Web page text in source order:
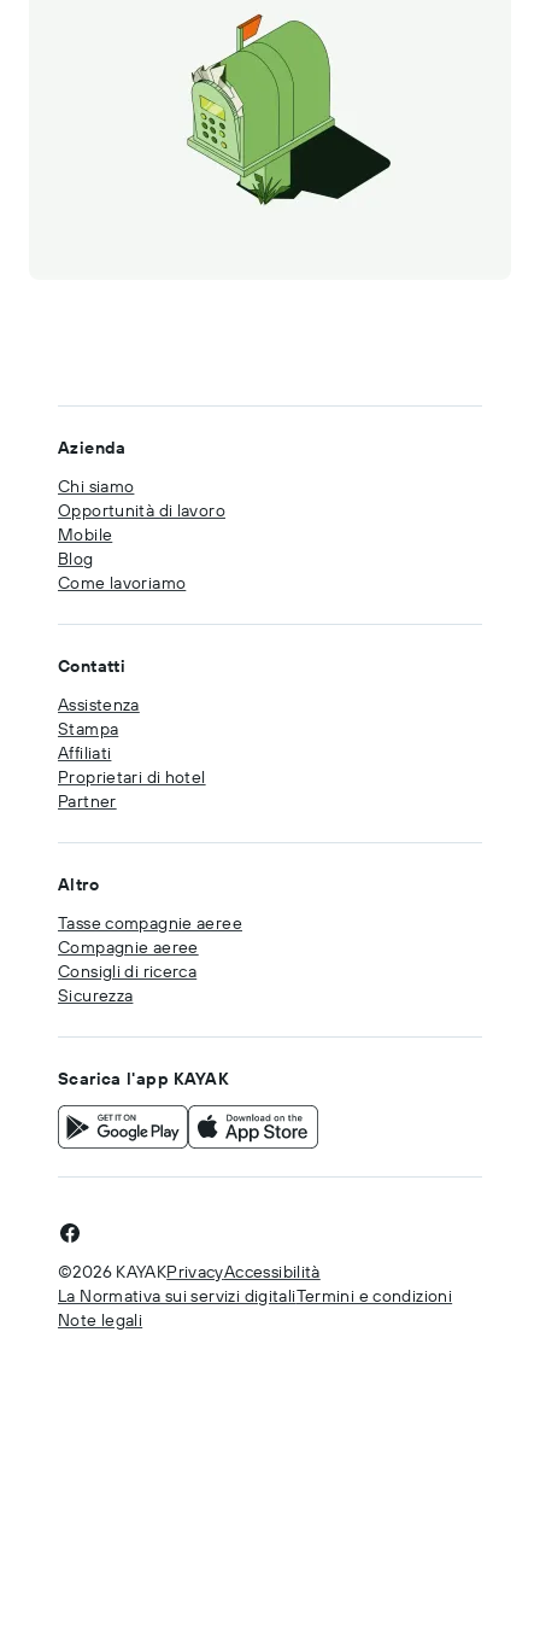
Azienda
Chi siamo
Opportunità di lavoro
Mobile
Blog
Come lavoriamo
Contatti
Assistenza
Stampa
Affiliati
Proprietari di hotel
Partner
Altro
Tasse compagnie aeree
Compagnie aeree
Consigli di ricerca
Sicurezza
Scarica l'app KAYAK
©2026 KAYAKPrivacyAccessibilità
La Normativa sui servizi digitaliTermini e condizioni
Note legali